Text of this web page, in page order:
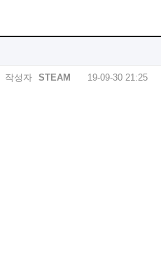
작성자 STEAM 19-09-30 21:25